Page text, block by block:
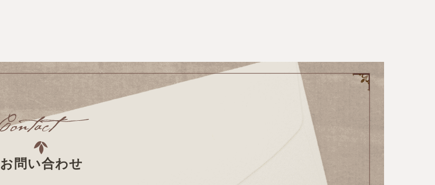
お問い合わせ